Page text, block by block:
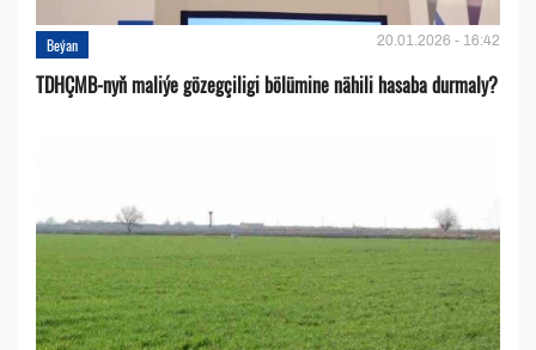
Beýan 20.01.2026 - 16:42
TDHÇMB-nyň maliýe gözegçiligi bölümine nähili hasaba durmaly?